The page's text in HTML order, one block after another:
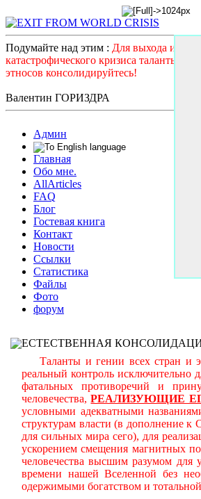
Подумайте над этим : Для выхода из
катастрофического кризиса таланты и
этносов консолидируйтесь!
Валентин ГОРИЗДРА
Админ
Главная
Обо мне.
AllArticles
FAQ
Блог
Гостевая книга
Контакт
Новости
Ссылки
Статистика
Файлы
Фото
форум
ЕСТЕСТВЕННАЯ
Таланты и гении всех стран и
реальный контроль исключительно
фатальных противоречий и
человечества,РЕАЛИЗУЮЩИЕ
условными адекватными
структурам власти (в дополнение
для сильных мира сего), для
ускорением смещения магнитных
человечества высшим разумом для
времени нашей Вселенной без
одержимыми богатством и